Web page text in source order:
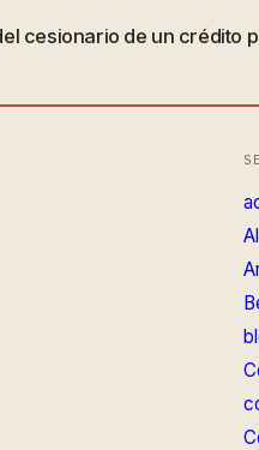
cesionario de un crédito